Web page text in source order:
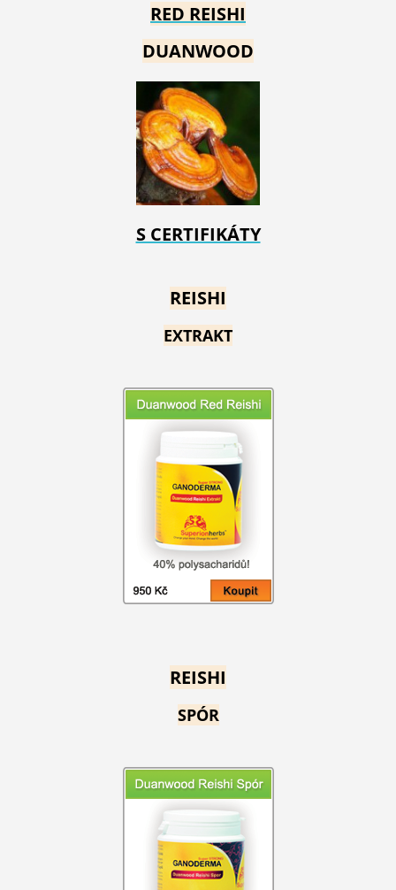
RED REISHI
DUANWOOD
S CERTIFIKÁTY
REISHI
EXTRAKT
REISHI
SPÓR